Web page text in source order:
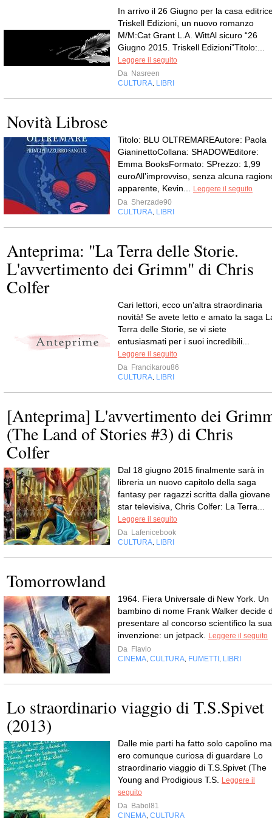
In arrivo il 26 Giugno per la casa
Triskell Edizioni, un nuovo romanzo
M/M:Cat Grant L.A. WittAl sicuro “26
Giugno 2015. Triskell Edizioni”Titolo:...
Leggere il seguito
Da Nasreen
CULTURA LIBRI
Novità Librose
Titolo: BLU OLTREMAREAutore: Paola
GianinettoCollana: SHADOWEditore:
Emma BooksFormato: SPrezzo: 1,99
euroAll’improvviso, senza alcuna
apparente, Kevin...
Leggere il seguito
Da Sherzade90
CULTURA LIBRI
Anteprima: "La Terra delle Storie.
L'avvertimento dei Grimm" di Chris
Colfer
Cari lettori, ecco un'altra straordinaria
novità! Se avete letto e amato la saga
Terra delle Storie, se vi siete
entusiasmati per i suoi incredibili...
Leggere il seguito
Da Francikarou86
CULTURA LIBRI
[Anteprima] L'avvertimento dei
(The Land of Stories #3) di Chris
Colfer
Dal 18 giugno 2015 finalmente sarà in
libreria un nuovo capitolo della saga
fantasy per ragazzi scritta dalla giovane
star televisiva, Chris Colfer: La Terra...
Leggere il seguito
Da Lafenicebook
CULTURA LIBRI
Tomorrowland
1964. Fiera Universale di New York. Un
bambino di nome Frank Walker decide
presentare al concorso scientifico la sua
invenzione: un jetpack.
Leggere il seguito
Da Flavio
CINEMA CULTURA FUMETTI LIBRI
Lo straordinario viaggio di T.S.Spivet
(2013)
Dalle mie parti ha fatto solo capolino ma
ero comunque curiosa di guardare Lo
straordinario viaggio di T.S.Spivet (The
Young and Prodigious T.S.
Leggere il
seguito
Da Babol81
CINEMA CULTURA